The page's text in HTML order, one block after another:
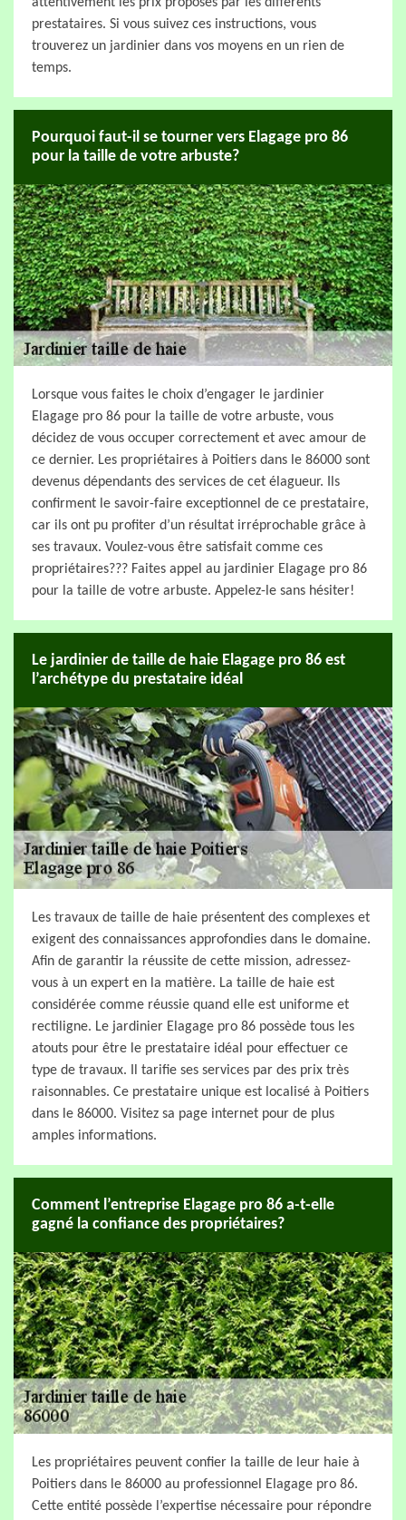
prestataires. Si vous suivez ces instructions, vous
trouverez un jardinier dans vos moyens en un rien de
temps.
Pourquoi faut-il se tourner vers Elagage pro 86
pour la taille de votre arbuste?
Lorsque vous faites le choix d’engager le jardinier
Elagage pro 86 pour la taille de votre arbuste, vous
décidez de vous occuper correctement et avec amour de
ce dernier. Les propriétaires à Poitiers dans le 86000 sont
devenus dépendants des services de cet élagueur. Ils
confirment le savoir-faire exceptionnel de ce prestataire,
car ils ont pu profiter d’un résultat irréprochable grâce à
ses travaux. Voulez-vous être satisfait comme ces
propriétaires??? Faites appel au jardinier Elagage pro 86
pour la taille de votre arbuste. Appelez-le sans hésiter!
Le jardinier de taille de haie Elagage pro 86 est
l’archétype du prestataire idéal
Les travaux de taille de haie présentent des complexes et
exigent des connaissances approfondies dans le domaine.
Afin de garantir la réussite de cette mission, adressez-
vous à un expert en la matière. La taille de haie est
considérée comme réussie quand elle est uniforme et
rectiligne. Le jardinier Elagage pro 86 possède tous les
atouts pour être le prestataire idéal pour effectuer ce
type de travaux. Il tarifie ses services par des prix très
raisonnables. Ce prestataire unique est localisé à Poitiers
dans le 86000. Visitez sa page internet pour de plus
amples informations.
Comment l’entreprise Elagage pro 86 a-t-elle
gagné la confiance des propriétaires?
Les propriétaires peuvent confier la taille de leur haie à
Poitiers dans le 86000 au professionnel Elagage pro 86.
Cette entité possède l’expertise nécessaire pour répondre